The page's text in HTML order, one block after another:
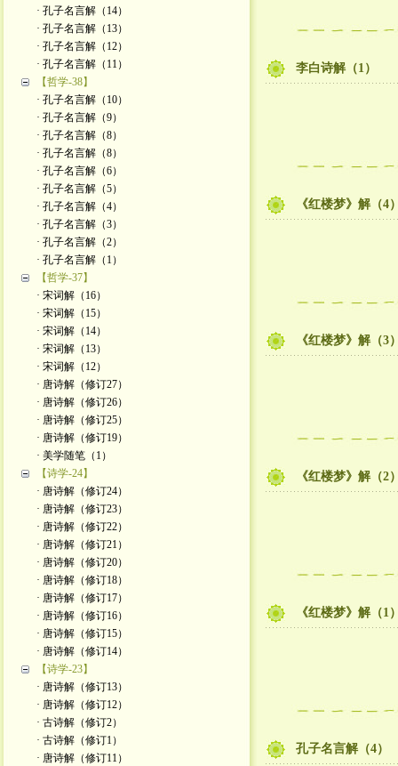
· 孔子名言解（14）
· 孔子名言解（13）
· 孔子名言解（12）
· 孔子名言解（11）
【哲学-38】
· 孔子名言解（10）
· 孔子名言解（9）
· 孔子名言解（8）
· 孔子名言解（8）
· 孔子名言解（6）
· 孔子名言解（5）
· 孔子名言解（4）
· 孔子名言解（3）
· 孔子名言解（2）
· 孔子名言解（1）
【哲学-37】
· 宋词解（16）
· 宋词解（15）
· 宋词解（14）
· 宋词解（13）
· 宋词解（12）
· 唐诗解（修订27）
· 唐诗解（修订26）
· 唐诗解（修订25）
· 唐诗解（修订19）
· 美学随笔（1）
【诗学-24】
· 唐诗解（修订24）
· 唐诗解（修订23）
· 唐诗解（修订22）
· 唐诗解（修订21）
· 唐诗解（修订20）
· 唐诗解（修订18）
· 唐诗解（修订17）
· 唐诗解（修订16）
· 唐诗解（修订15）
· 唐诗解（修订14）
【诗学-23】
· 唐诗解（修订13）
· 唐诗解（修订12）
· 古诗解（修订2）
· 古诗解（修订1）
· 唐诗解（修订11）
李白诗解（1）
《红楼梦》解（4
《红楼梦》解（3
《红楼梦》解（2
《红楼梦》解（1
孔子名言解（4）